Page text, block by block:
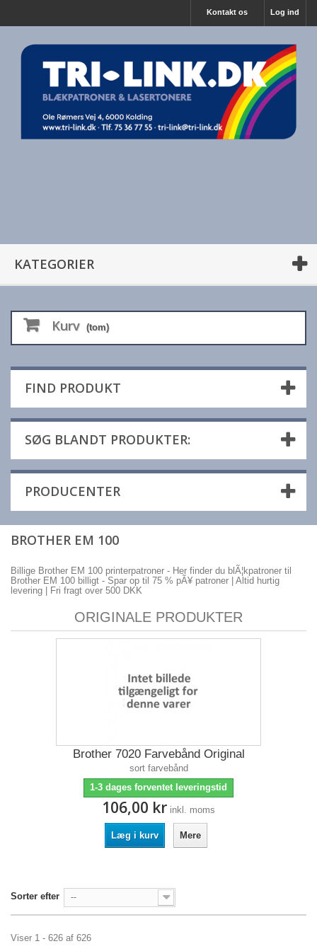
Log ind
Kontakt os
KATEGORIER
Kurv (tom)
FIND PRODUKT
SØG BLANDT PRODUKTER:
PRODUCENTER
BROTHER EM 100
Billige Brother EM 100 printerpatroner - Her finder du blÃ¦kpatroner til
Brother EM 100 billigt - Spar op til 75 % pÃ¥ patroner | Altid hurtig
levering | Fri fragt over 500 DKK
ORIGINALE PRODUKTER
Brother 7020 Farvebånd Original
sort farvebånd
1-3 dages forventet leveringstid
106,00 kr inkl. moms
Læg i kurv Mere
Sorter efter --
Viser 1 - 626 af 626